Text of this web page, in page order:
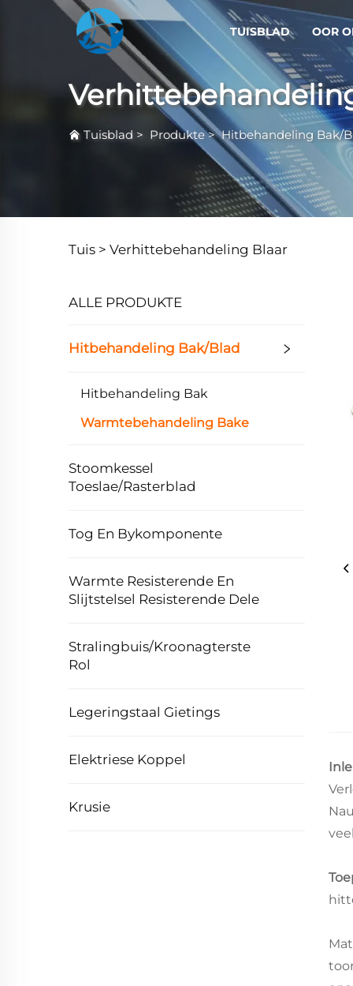
TUISBLAD OOR
Tuisblad > Produkte>Hitbehandeling Bak/
Tuis > Verhittebehandeling Blaar
ALLE PRODUKTE
Hitbehandeling Bak/Blad
Hitbehandeling Bak
Warmtebehandeling Bake
Stoomkessel
Toeslae/Rasterblad
Tog En Bykomponente
Warmte Resisterende En
Slijtstelsel Resisterende Dele
Stralingbuis/Kroonagterste
Rol
Legeringstaal Gietings
Elektriese Koppel
Krusie